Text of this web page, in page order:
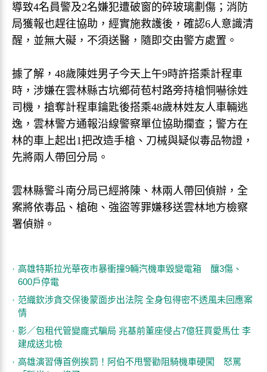
導致4名員警及2名嫌犯遭破窗的碎玻璃劃傷；消防
局獲報也趕往協助，經實施救護後，確認6人意識清
醒，並無大礙，不須送醫，隨即交由警方處置。
據了解，48歲陳姓男子今天上午9時許搭乘計程車
時，涉嫌在雲林縣古坑鄉荷苞村路旁持槍恫嚇徐姓
司機，搶奪計程車鑰匙後搭乘48歲林姓友人車輛逃
逸，雲林警方通報沿線警察單位協助攔查；警方在
林的車上起出1把改造手槍、刀械與疑似毒品物證，
先將兩人帶回分局。
雲林縣警斗南分局已經將陳、林兩人帶回偵辦，全
案將依毒品、槍砲、強盜等罪嫌移送雲林地方檢察
署偵辦。
高雄特斯拉光華夜市暴衝撞9輛汽機車毀變電箱 釀3傷、
600戶停電
范織欽涉貪交保後蒙面步出法院 全身包得密不透風未回應案
情
影／包租代管變龐式騙局 兆基前董座侵占7億狂買愛馬仕 李
建成送北檢
高雄演習傳首例挨罰！阿伯不甩警勸阻騎機車硬闖 怒罵